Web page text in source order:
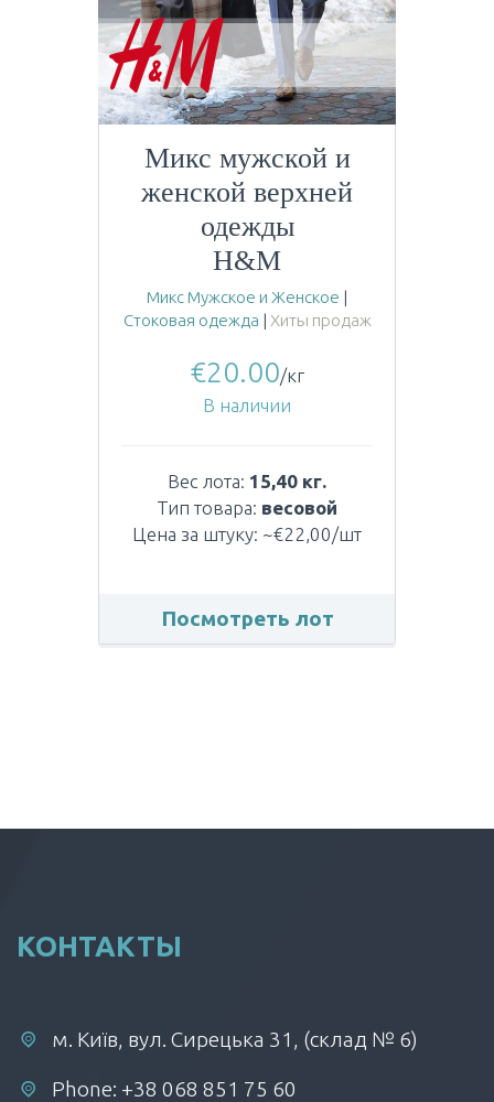
Микс мужской и
женской верхней
одежды
H&M
Микс Мужское и Женское |
Стоковая одежда | Хиты продаж
€20.00/кг
В наличии
Вес лота: 15,40 кг.
Тип товара: весовой
Цена за штуку: ~€22,00/шт
Посмотреть лот
КОНТАКТЫ
м. Київ, вул. Сирецька 31, (склад № 6)
Phone: +38 068 851 75 60